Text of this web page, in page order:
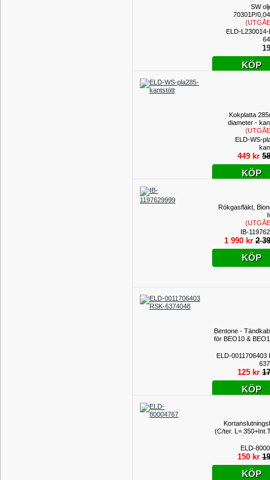
SW
70301P/
ELD-
KÖP
Kokplatta
diameter -
ELD-WS-
449 kr
KÖP
Rökgasfläkt,
IB-
1 990 kr 2
KÖP
Bentone -
för BEO10 &
ELD-0011706403
125 kr
KÖP
(C/ter. L=
ELD-
150 kr
KÖP